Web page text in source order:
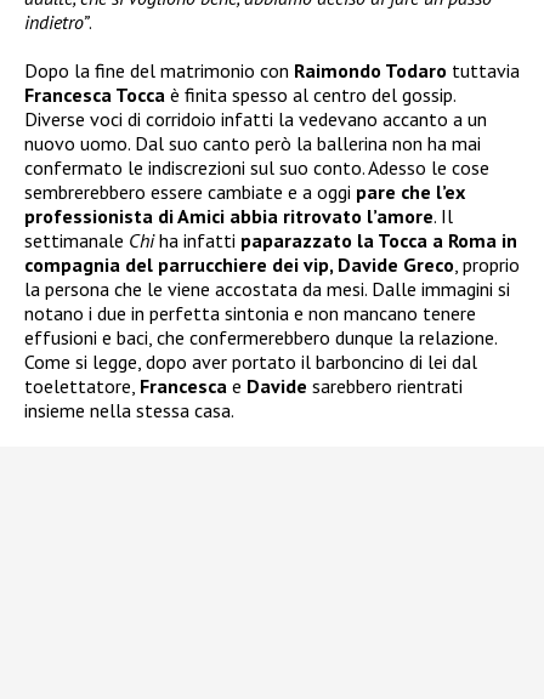
indietro”.
Dopo la fine del matrimonio con Raimondo Todaro tuttavia
Francesca Tocca è finita spesso al centro del gossip.
Diverse voci di corridoio infatti la vedevano accanto a un
nuovo uomo. Dal suo canto però la ballerina non ha mai
confermato le indiscrezioni sul suo conto. Adesso le cose
sembrerebbero essere cambiate e a oggi pare che l’ex
professionista di Amici abbia ritrovato l’amore. Il
settimanale Chiha infatti paparazzato la Tocca a Roma in
compagnia del parrucchiere dei vip, Davide Greco, proprio
la persona che le viene accostata da mesi. Dalle immagini si
notano i due in perfetta sintonia e non mancano tenere
effusioni e baci, che confermerebbero dunque la relazione.
Come si legge, dopo aver portato il barboncino di lei dal
toelettatore, Francesca e Davide sarebbero rientrati
insieme nella stessa casa.